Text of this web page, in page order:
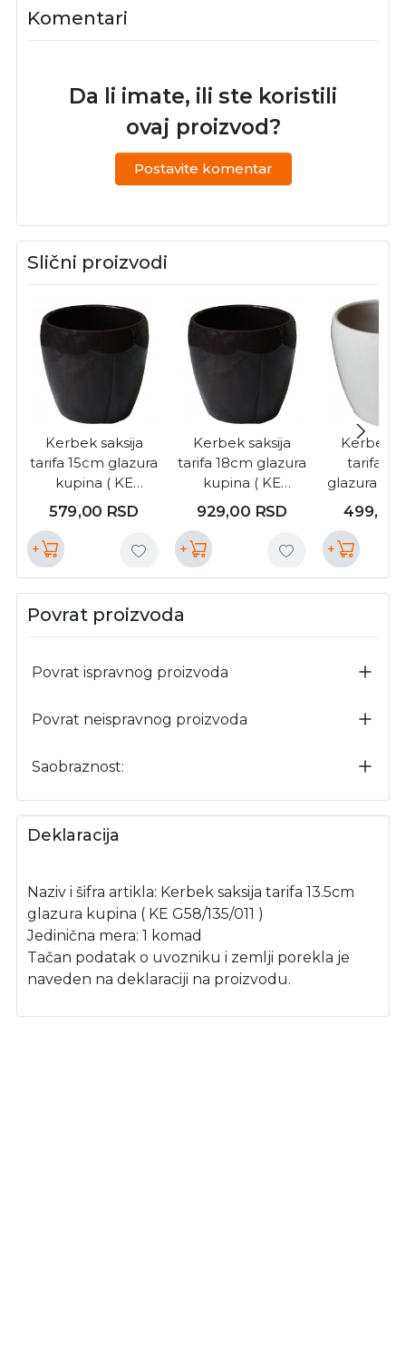
Komentari
Da li imate, ili ste koristili
ovaj proizvod?
Postavite komentar
Slični proizvodi
Kerbek saksija
tarifa 15cm glazura
kupina ( KE
G58/150/011 )
579,00 RSD
+
Kerbek saksija
tarifa 18cm glazura
kupina ( KE
G58/180/011 )
929,00 RSD
+
Kerbek
tarifa
glazura
KE G58/
499,00
+
Povrat proizvoda
Povrat ispravnog proizvoda
Povrat neispravnog proizvoda
Saobraznost:
Deklaracija
Naziv i šifra artikla: Kerbek saksija tarifa 13.5cm
glazura kupina ( KE G58/135/011 )
Jedinična mera: 1 komad
Tačan podatak o uvozniku i zemlji porekla je
naveden na deklaraciji na proizvodu.